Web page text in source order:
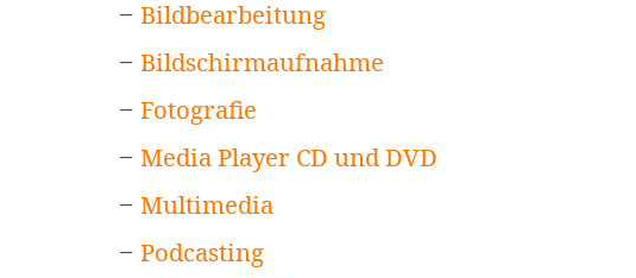
Bildbearbeitung
Bildschirmaufnahme
Fotografie
Media Player CD und DVD
Multimedia
Podcasting